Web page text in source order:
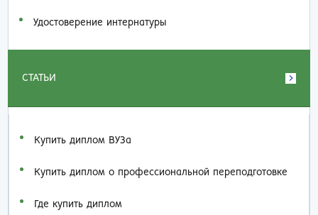
Удостоверение интернатуры
СТАТЬИ
Купить диплом ВУЗа
Купить диплом о профессиональной переподготовке
Где купить диплом